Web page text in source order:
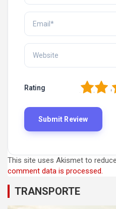
Rating 3
2
This site uses Akismet to
comment data is processed.
TRANSPORTE